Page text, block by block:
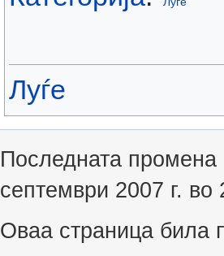
Луѓе
Последната
септември 2007 г. во
Оваа страница била